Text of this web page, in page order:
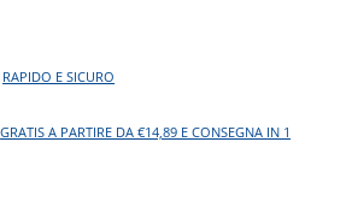
RAPIDO E SICURO
GRATIS A PARTIRE DA €14,89 E CONSEGNA IN 1